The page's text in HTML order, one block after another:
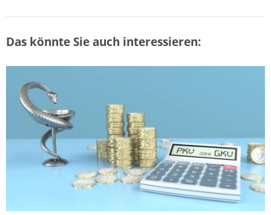
Das könnte Sie auch interessieren: